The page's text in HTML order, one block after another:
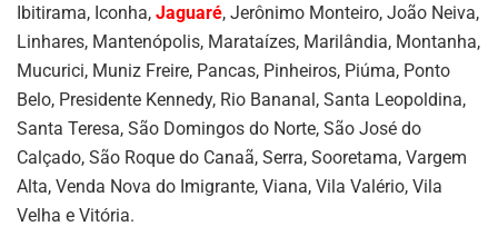
Ibitirama, Iconha, Jaguaré, Jerônimo Monteiro, João Neiva,
Linhares, Mantenópolis, Marataízes, Marilândia, Montanha,
Mucurici, Muniz Freire, Pancas, Pinheiros, Piúma, Ponto
Belo, Presidente Kennedy, Rio Bananal, Santa Leopoldina,
Santa Teresa, São Domingos do Norte, São José do
Calçado, São Roque do Canaã, Serra, Sooretama, Vargem
Alta, Venda Nova do Imigrante, Viana, Vila Valério, Vila
Velha e Vitória.